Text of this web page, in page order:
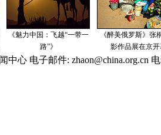
中心 电子邮件: zhaon@china.org.cn